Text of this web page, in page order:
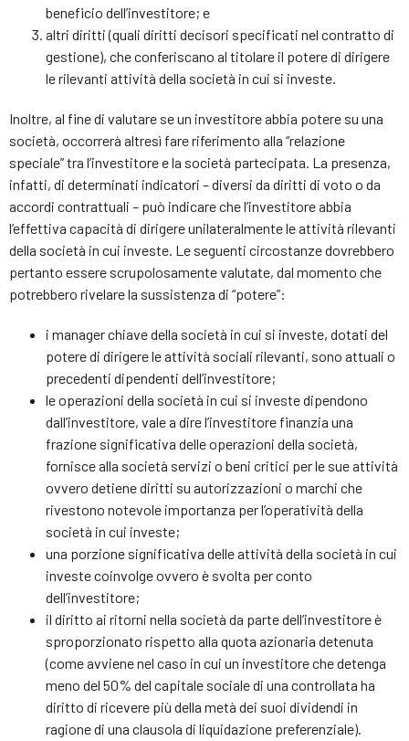
beneficio dell’investitore; e
altri diritti (quali diritti decisori specificati nel contratto di
gestione), che conferiscano al titolare il potere di dirigere
le rilevanti attività della società in cui si investe.
Inoltre, al fine di valutare se un investitore abbia potere su una
società, occorrerà altresì fare riferimento alla “relazione
speciale” tra l’investitore e la società partecipata. La presenza,
infatti, di determinati indicatori – diversi da diritti di voto o da
accordi contrattuali – può indicare che l’investitore abbia
l’effettiva capacità di dirigere unilateralmente le attività rilevanti
della società in cui investe. Le seguenti circostanze dovrebbero
pertanto essere scrupolosamente valutate, dal momento che
potrebbero rivelare la sussistenza di “potere”:
i manager chiave della società in cui si investe, dotati del
potere di dirigere le attività sociali rilevanti, sono attuali o
precedenti dipendenti dell’investitore;
le operazioni della società in cui si investe dipendono
dall’investitore, vale a dire l’investitore finanzia una
frazione significativa delle operazioni della società,
fornisce alla società servizi o beni critici per le sue attività
ovvero detiene diritti su autorizzazioni o marchi che
rivestono notevole importanza per l’operatività della
società in cui investe;
una porzione significativa delle attività della società in cui
investe coinvolge ovvero è svolta per conto
dell’investitore;
il diritto ai ritorni nella società da parte dell’investitore è
sproporzionato rispetto alla quota azionaria detenuta
(come avviene nel caso in cui un investitore che detenga
meno del 50% del capitale sociale di una controllata ha
diritto di ricevere più della metà dei suoi dividendi in
ragione di una clausola di liquidazione preferenziale).